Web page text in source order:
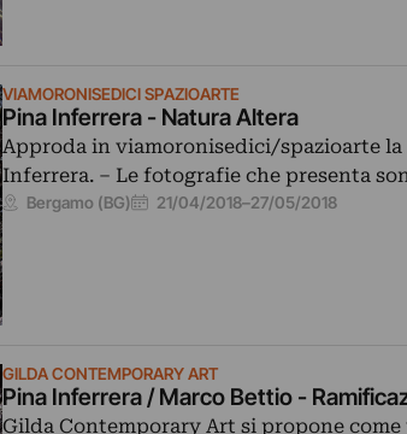
VIAMORONISEDICI SPAZIOARTE
Pina Inferrera - Natura Altera
Approda in viamoronisedici/spazioarte
Inferrera. – Le fotografie che presenta
Bergamo (BG) 21/04/2018–27/05/2018
GILDA CONTEMPORARY ART
Pina Inferrera / Marco Bettio -
Gilda Contemporary Art si propone